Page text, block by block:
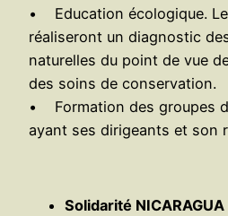
• Education écologique.
réaliseront un diagnostic
naturelles du point de vue
des soins de conservation.
• Formation des groupes
ayant ses dirigeants et son
Solidarité